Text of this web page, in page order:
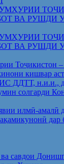
ВА РУШДИ
ВА РУШДИ
Тоҷикистон
кишвар аст
ДДТТ, н.и.и.,
солгарди
илмӣ-амалӣ
дар